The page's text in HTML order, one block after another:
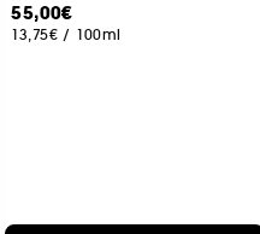
55,00€
13,75€ / 100ml